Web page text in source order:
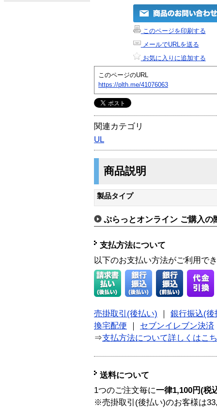
このページを印刷する
メールでURLを送る
お気に入りに追加する
このページのURL
https://plth.me/41076063
関連カテゴリ
UL
商品説明
製品タイプ
ぷらっとオンライン ご購入の
支払方法について
以下のお支払い方法がご利用で
売掛取引(後払い)
銀行振込(後
換宅配便
セブンイレブン決済
⇒支払方法について詳しくはこ
送料について
1つのご注文毎に一律1,100円(税
※売掛取引(後払い)のお客様は